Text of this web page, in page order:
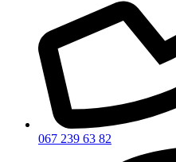
067 239 63 82